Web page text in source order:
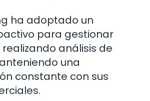
ha adoptado un
para gestionar
análisis de
una
constante con sus